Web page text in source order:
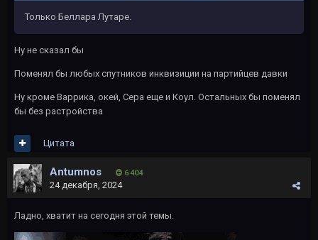
Только Беллара Лутаре.
Ну не сказал бы
Поменял бы любых спутников инквизиции на партийцев давки
Ну кроме Варрика, окей, Сера еще и Коул. Остальных бы поменял
бы без растройства
Цитата
Antumnos 6 404
24 декабря, 2024
Ладно, хватит на сегодня этой темы.